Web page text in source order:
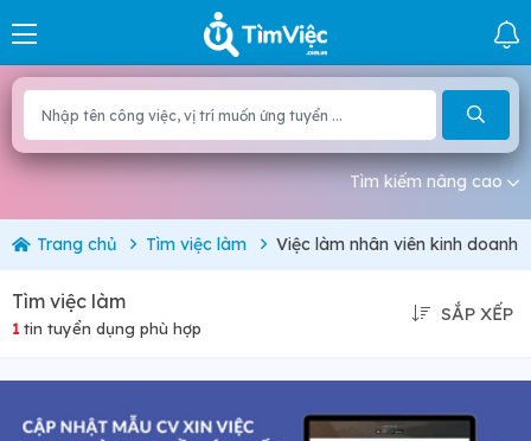
Tìm kiếm nâng cao
Trang chủ Tìm việc làm Việc làm nhân viên kinh doanh
Tìm việc làm
1 tin tuyển dụng phù hợp
SẮP XẾP